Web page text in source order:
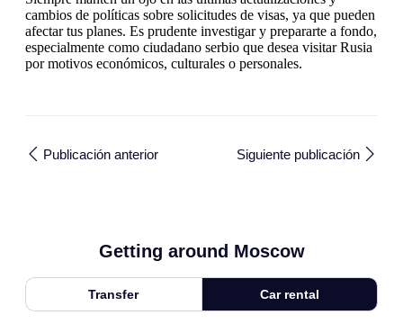
cambios de políticas sobre solicitudes de visas, ya que pueden
afectar tus planes. Es prudente investigar y prepararte a fondo,
especialmente como ciudadano serbio que desea visitar Rusia
por motivos económicos, culturales o personales.
Publicación anterior Siguiente publicación
Getting around Moscow
Transfer Car rental